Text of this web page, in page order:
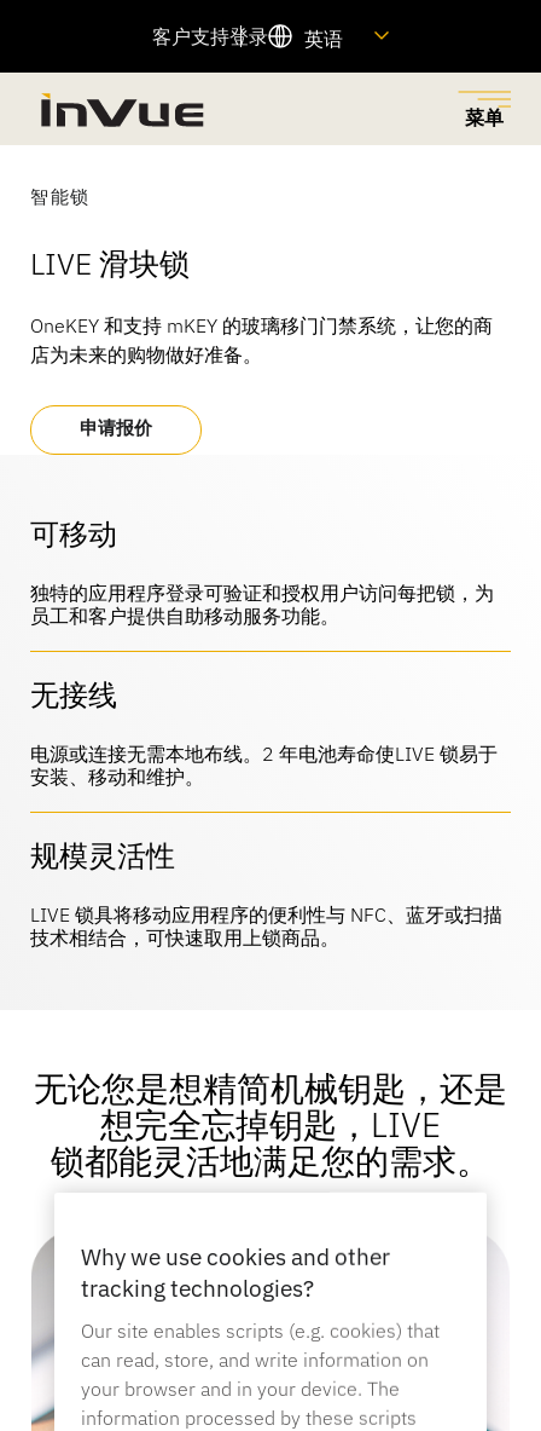
客户支持登录 英语
菜单
返回菜单
解决方案
探索业务解决方案，减少零售盗窃，为正确的人提供权
限，并通过无摩擦的客户购物体验提高销售额。
门禁控制
互联商店
返回菜单
工业
为各行各业提供创新的安防和商品陈列解决方案，以满
足您商店的独特需求。
查看全部
DIY与家居装修
移动运营商
健康与美容
专业零售
体育与娱乐
酒店与餐饮业
返回菜单
产品
旨在减少零售盗窃、增加销售额和提升客户体验的联网
产品组合。
特色产品
OneKEY 生态系统
MagStand
悬挂商品安全
传感器标签和分离器
销售点
平板电脑支架
返回菜单
公司名称
了解我们的历史、我们的动力、我们的员工以及如何加
入我们的团队。
可持续性
业务合作伙伴
联系我们
返回菜单
资源
查找重要产品信息的快速链接，并访问我们的客户支持
团队。
资源中心
帮助中心
博客
说明指南
技术规格
产品目录
新闻
智能锁
LIVE 滑块锁
OneKEY 和支持 mKEY 的玻璃移门门禁系统，让您的商
店为未来的购物做好准备。
申请报价
可移动
独特的应用程序登录可验证和授权用户访问每把锁，为
员工和客户提供自助移动服务功能。
无接线
电源或连接无需本地布线。2 年电池寿命使LIVE 锁易于
安装、移动和维护。
规模灵活性
LIVE 锁具将移动应用程序的便利性与 NFC、蓝牙或扫描
技术相结合，可快速取用上锁商品。
无论您是想精简机械钥匙，还是
想完全忘掉钥匙，LIVE
锁都能灵活地满足您的需求。
Why we use cookies and other
tracking technologies?
Our site enables scripts (e.g. cookies) that
can read, store, and write information on
your browser and in your device. The
information processed by these scripts